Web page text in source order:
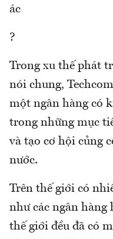
ác
?
Trong xu thế phát
nói chung,
một ngân hàng có
trong những mục
và tạo cơ hội củng
nước.
Trên thế giới có
như các ngân hàng
thế giới đều đã có